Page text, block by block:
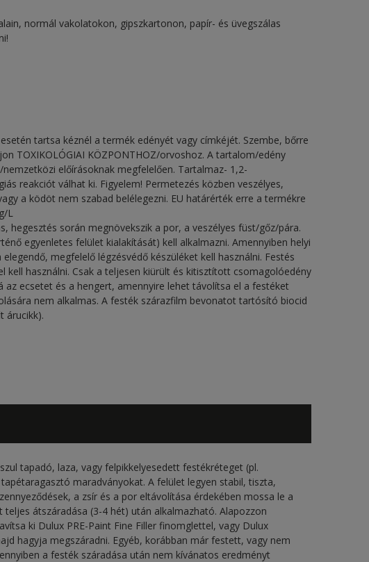
normál vakolatokon, gipszkartonon, papír- és üvegszálas
tartsa kéznél a termék edényét vagy címkéjét. Szembe, bőrre
TOXIKOLÓGIAI KÖZPONTHOZ/orvoshoz. A tartalom/edény
előírásoknak megfelelően. Tartalmaz- 1,2-
reakciót válhat ki. Figyelem! Permetezés közben veszélyes,
a ködöt nem szabad belélegezni. EU határérték erre a termékre
L
hegesztés során megnövekszik a por, a veszélyes füst/gőz/pára.
egyenletes felület kialakítását) kell alkalmazni. Amennyiben helyi
megfelelő légzésvédő készüléket kell használni. Festés
használni. Csak a teljesen kiürült és kitisztított csomagolóedény
ecsetet és a hengert, amennyire lehet távolítsa el a festéket
nem alkalmas. A festék szárazfilm bevonatot tartósító biocid
árucikk).
tapadó, laza, vagy felpikkelyesedett festékréteget (pl.
maradványokat. A felület legyen stabil, tiszta,
a zsír és a por eltávolítása érdekében mossa le a
átszáradása (3-4 hét) után alkalmazható. Alapozzon
ki Dulux PRE-Paint Fine Filler finomglettel, vagy Dulux
hagyja megszáradni. Egyéb, korábban már festett, vagy nem
a festék száradása után nem kívánatos eredményt